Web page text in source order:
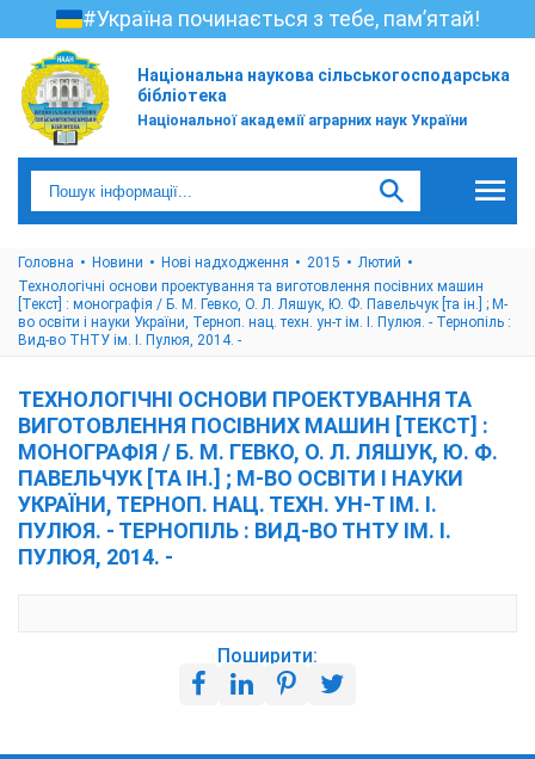
#Україна починається з тебе, пам’ятай!
Національна наукова сільськогосподарська
бібліотека
Національної академії аграрних наук України
Головна Новини Нові надходження 2015
Лютий
Технологічні основи проектування та виготовлення посівних машин
[Текст] : монографія / Б. М. Гевко, О. Л. Ляшук, Ю. Ф. Павельчук [та ін.] ; М-
во освіти і науки України, Терноп. нац. техн. ун-т ім. І. Пулюя. - Тернопіль :
Вид-во ТНТУ ім. І. Пулюя, 2014. -
ТЕХНОЛОГІЧНІ ОСНОВИ ПРОЕКТУВАННЯ ТА
ВИГОТОВЛЕННЯ ПОСІВНИХ МАШИН [ТЕКСТ] :
МОНОГРАФІЯ / Б. М. ГЕВКО, О. Л. ЛЯШУК, Ю. Ф.
ПАВЕЛЬЧУК [ТА ІН.] ; М-ВО ОСВІТИ І НАУКИ
УКРАЇНИ, ТЕРНОП. НАЦ. ТЕХН. УН-Т ІМ. І.
ПУЛЮЯ. - ТЕРНОПІЛЬ : ВИД-ВО ТНТУ ІМ. І.
ПУЛЮЯ, 2014. -
Поширити: